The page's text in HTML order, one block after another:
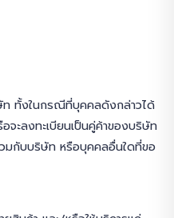
ท ทั้งในกรณีที่บุคคลดังกล่าวได้
จะลงทะเบียนเป็นคู่ค้าของบริษัท
วมกับบริษัท หรือบุคคลอื่นใดที่ขอ